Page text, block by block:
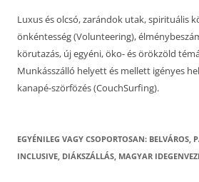
Luxus és olcsó, zarándok utak, spirituális
önkéntesség (Volunteering),
körutazás, új egyéni, öko- és örökzöld
Munkásszálló helyett és mellett igényes
kanapé-szörfözés (CouchSurfing).
EGYÉNILEG VAGY CSOPORTOSAN: BELVÁROS,
INCLUSIVE, DIÁKSZÁLLÁS, MAGYAR